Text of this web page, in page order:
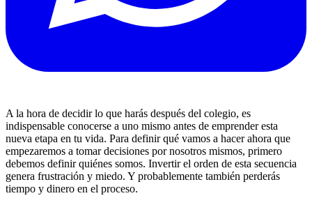
A la hora de decidir lo que harás después del colegio, es
indispensable conocerse a uno mismo antes de emprender esta
nueva etapa en tu vida. Para definir qué vamos a hacer ahora que
empezaremos a tomar decisiones por nosotros mismos, primero
debemos definir quiénes somos. Invertir el orden de esta secuencia
genera frustración y miedo. Y probablemente también perderás
tiempo y dinero en el proceso.